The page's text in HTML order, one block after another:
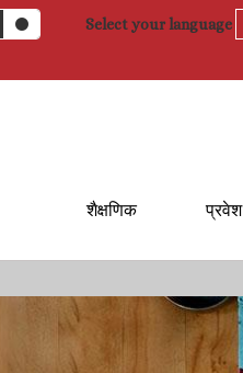
Select your language
शैक्षणिक प्रवेश